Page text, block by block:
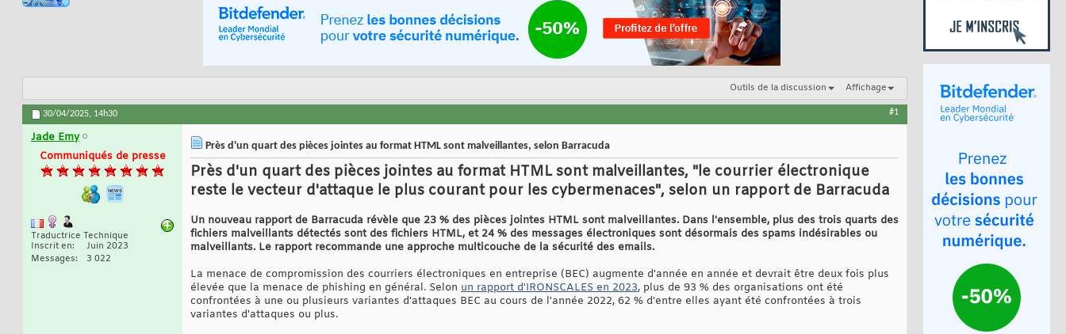
Outils de la discussion Affichage
30/04/2025, 14h30 #1
Jade Emy
Communiqués de presse
Traductrice Technique
Inscrit en
Juin 2023
Messages
3 022
Près d'un quart des pièces jointes au format HTML sont malveillantes, selon Barracuda
Près d'un quart des pièces jointes au format HTML sont malveillantes, "le courrier électronique
reste le vecteur d'attaque le plus courant pour les cybermenaces", selon un rapport de Barracuda
Un nouveau rapport de Barracuda révèle que 23 % des pièces jointes HTML sont malveillantes. Dans l'ensemble, plus des trois quarts des
fichiers malveillants détectés sont des fichiers HTML, et 24 % des messages électroniques sont désormais des spams indésirables ou
malveillants. Le rapport recommande une approche multicouche de la sécurité des emails.
La menace de compromission des courriers électroniques en entreprise (BEC) augmente d'année en année et devrait être deux fois plus
élevée que la menace de phishing en général. Selon un rapport d'IRONSCALES en 2023, plus de 93 % des organisations ont été
confrontées à une ou plusieurs variantes d'attaques BEC au cours de l'année 2022, 62 % d'entre elles ayant été confrontées à trois
variantes d'attaques ou plus.